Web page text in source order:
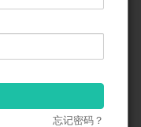
忘记密码？